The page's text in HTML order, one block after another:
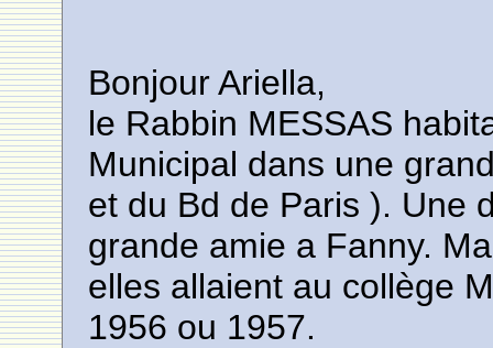
Bonjour Ariella,
le Rabbin MESSAS
Municipal dans une
et du Bd de Paris ). Une
grande amie a Fanny.
elles allaient au collège
1956 ou 1957.